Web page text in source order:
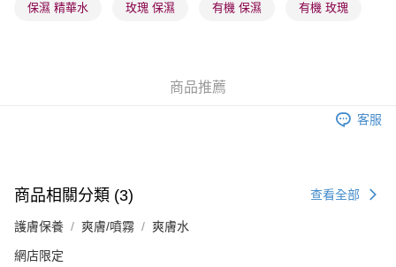
每筆HK$65.00，滿HK$300.00或以上免運費
每筆HK$20.00，滿HK$100.00或以上免運費
(澳門門市) 只顯示可選門市。確認發貨後2-5個工作天到店，3天內
澳門地區配送 - 確認發貨後1-4個工作天送達 運費表
保濕 精華水 玫瑰 保濕 有機 保濕 有機 玫瑰
商品推薦
客服
商品相關分類 (3) 查看全部
護膚保養 爽膚/噴霧 爽膚水
網店限定